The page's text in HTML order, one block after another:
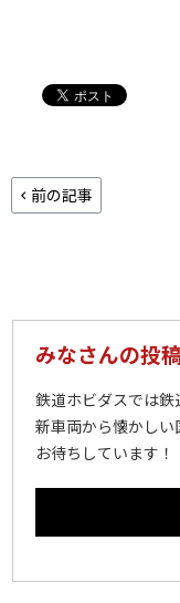
前の記事
みなさんの投
鉄道ホビダスでは鉄
新車両から懐かし
お待ちしています！